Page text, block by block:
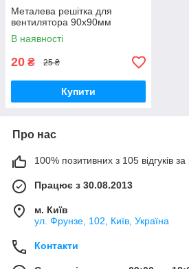
Металева решітка для
вентилятора 90х90мм
В наявності
20 ₴ 25 ₴
Купити
Про нас
100% позитивних з 105 відгуків за
Працює з 30.08.2013
м. Київ
ул. Фрунзе, 102, Київ, Україна
Контакти